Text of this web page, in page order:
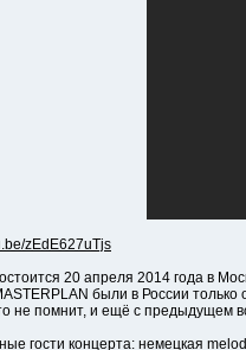
zEdE627uTjs
20 апреля 2014 года в
были в России только
не помнит, и ещё с предыдущем
концерта: немецкая melodic